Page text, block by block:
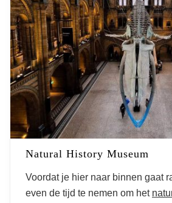
Natural History Museum
Voordat je hier naar binnen gaat
even de tijd te nemen om het